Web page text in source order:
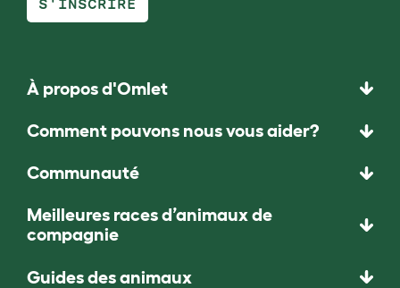
S'INSCRIRE
À propos d'Omlet
Comment pouvons nous vous aider?
Communauté
Meilleures races d’animaux de
compagnie
Guides des animaux